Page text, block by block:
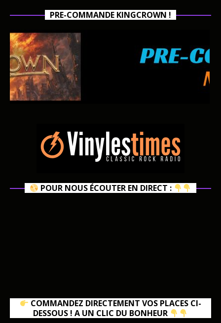
PRE-COMMANDE KINGCROWN !
POUR NOUS ÉCOUTER EN DIRECT :
COMMANDEZ DIRECTEMENT VOS PLACES CI-
DESSOUS ! A UN CLIC DU BONHEUR